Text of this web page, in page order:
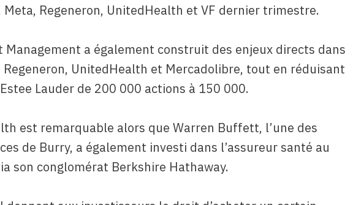
Meta, Regeneron, UnitedHealth et VF dernier trimestre.
Management a également construit des enjeux directs dans
Regeneron, UnitedHealth et Mercadolibre, tout en réduisant
Lauder de 200 000 actions à 150 000.
est remarquable alors que Warren Buffett, l’une des
de Burry, a également investi dans l’assureur santé au
son conglomérat Berkshire Hathaway.